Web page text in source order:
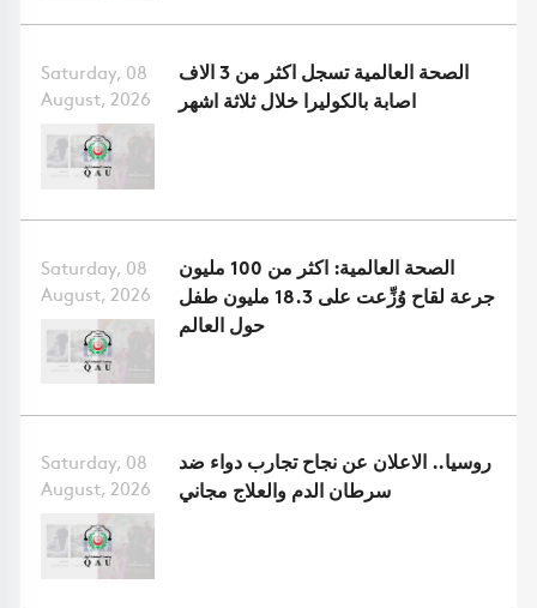
Saturday, 08
August, 2026
الصحة العالمية تسجل اكثر من 3 الاف
اصابة بالكوليرا خلال ثلاثة اشهر
Saturday, 08
August, 2026
الصحة العالمية: اكثر من 100 مليون
جرعة لقاح وُزِّعت على 18.3 مليون طفل
حول العالم
Saturday, 08
August, 2026
روسيا.. الاعلان عن نجاح تجارب دواء ضد
سرطان الدم والعلاج مجاني